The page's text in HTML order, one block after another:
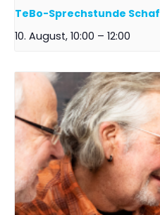
TeBo-Sprechstunde
10. August, 10:00 – 12:00